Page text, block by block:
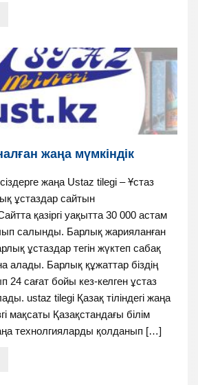
жаңа мүмкіндік
жаңа Ustaz tilegi – Ұстаз
ұстаздар сайтын
қазіргі уақытта 30 000 астам
салынды. Барлық жарияланған
ұстаздар тегін жүктеп сабақ
алады. Барлық құжаттар біздің
24 сағат бойы кез-келген ұстаз
ustaz tilegi Қазақ тіліндегі жаңа
мақсаты Қазақстандағы білім
технолгияларды қолданып […]